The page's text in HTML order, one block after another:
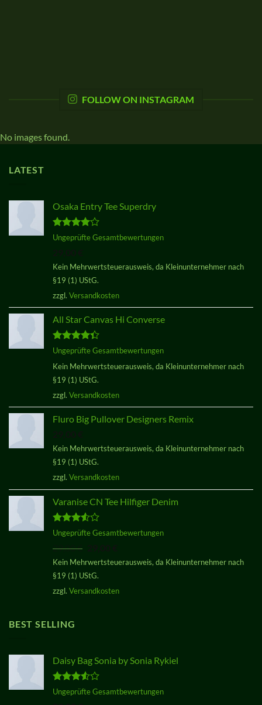
FOLLOW ON INSTAGRAM
No images found.
LATEST
Osaka Entry Tee Superdry
Bewertet
Ungeprüfte Gesamtbewertungen
Kein Mehrwertsteuerausweis, da Kleinunternehmer nach
§19 (1) UStG.
zzgl. Versandkosten
All Star Canvas Hi Converse
Bewertet
von 5
Ungeprüfte Gesamtbewertungen
Kein Mehrwertsteuerausweis, da Kleinunternehmer nach
§19 (1) UStG.
zzgl. Versandkosten
Fluro Big Pullover Designers Remix
Kein Mehrwertsteuerausweis, da Kleinunternehmer nach
§19 (1) UStG.
zzgl. Versandkosten
Varanise CN Tee Hilfiger Denim
Bewertet
mit 3.50
von 5
Ungeprüfte Gesamtbewertungen
29,00€
Preis
war:
Preis
Kein Mehrwertsteuerausweis, da Kleinunternehmer nach
§19 (1) UStG.
zzgl. Versandkosten
BEST SELLING
Daisy Bag Sonia by Sonia Rykiel
Bewertet
Ungeprüfte Gesamtbewertungen